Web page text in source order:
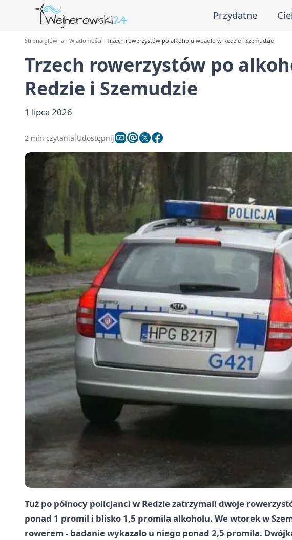
Przydatne
Strona główna Wiadomości Trzech rowerzystów po alkoholu wpadło w Redzie i Szemudzie
Trzech rowerzystów po
Redzie i Szemudzie
1 lipca 2026
2 min czytania Udostępnij
Tuż po północy policjanci w Redzie zatrzymali dwoje
ponad 1 promil i blisko 1,5 promila alkoholu. We wtorek w
rowerem - badanie wykazało u niego ponad 2,5 promila.